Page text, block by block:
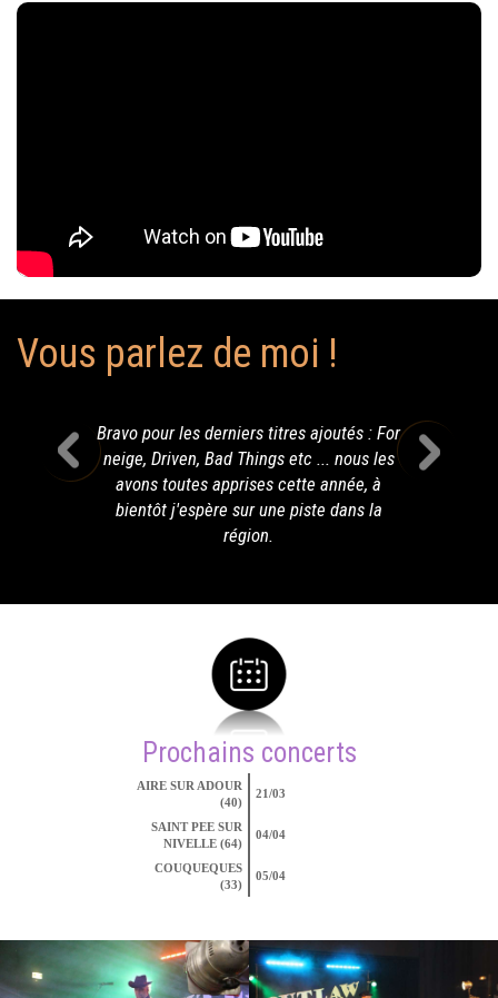
Vous parlez de moi !
Bravo pour les derniers titres ajoutés : For
neige, Driven, Bad Things etc ... nous les
avons toutes apprises cette année, à
bientôt j'espère sur une piste dans la
région.
Prochains concerts
AIRE SUR ADOUR
(40)
21/03
SAINT PEE SUR
NIVELLE (64)
04/04
COUQUEQUES
(33)
05/04